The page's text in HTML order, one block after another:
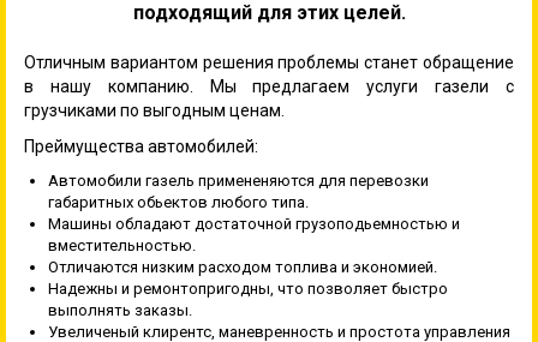
подходящий для этих целей.
Отличным вариантом решения проблемы станет обращение
в нашу компанию. Мы предлагаем услуги газели с
грузчиками по выгодным ценам.
Преймущества автомобилей:
Автомобили газель примененяются для перевозки
габаритных обьектов любого типа.
Машины обладают достаточной грузоподьемностью и
вместительностью.
Отличаются низким расходом топлива и экономией.
Надежны и ремонтопригодны, что позволяет быстро
выполнять заказы.
Увеличеный клирентс, маневренность и простота управления